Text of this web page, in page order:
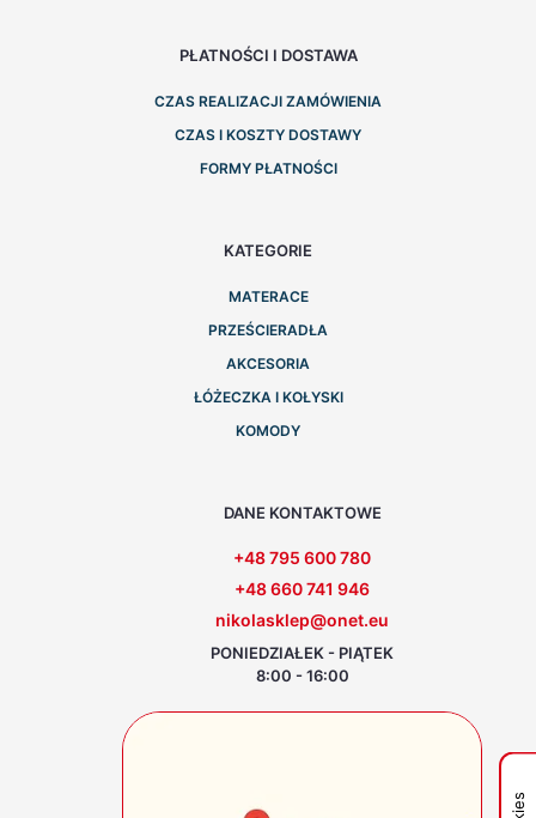
PŁATNOŚCI I DOSTAWA
CZAS REALIZACJI ZAMÓWIENIA
CZAS I KOSZTY DOSTAWY
FORMY PŁATNOŚCI
KATEGORIE
MATERACE
PRZEŚCIERADŁA
AKCESORIA
ŁÓŻECZKA I KOŁYSKI
KOMODY
DANE KONTAKTOWE
+48 795 600 780
+48 660 741 946
nikolasklep@onet.eu
PONIEDZIAŁEK - PIĄTEK
8:00 - 16:00